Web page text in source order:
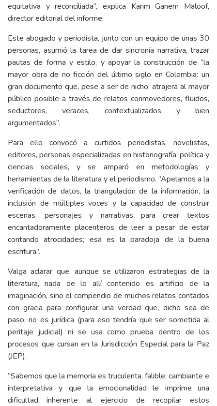
equitativa y reconciliada”, explica Karim Ganem Maloof,
director editorial del informe.
Este abogado y periodista, junto con un equipo de unas 30
personas, asumió la tarea de dar sincronía narrativa, trazar
pautas de forma y estilo, y apoyar la construcción de “la
mayor obra de no ficción del último siglo en Colombia: un
gran documento que, pese a ser de nicho, atrajera al mayor
público posible a través de relatos conmovedores, fluidos,
seductores, veraces, contextualizados y bien
argumentados”.
Para ello convocó a curtidos periodistas, novelistas,
editores, personas especializadas en historiografía, política y
ciencias sociales, y se amparó en metodologías y
herramientas de la literatura y el periodismo. “Apelamos a la
verificación de datos, la triangulación de la información, la
inclusión de múltiples voces y la capacidad de construir
escenas, personajes y narrativas para crear textos
encantadoramente placenteros de leer a pesar de estar
contando atrocidades; esa es la paradoja de la buena
escritura”.
Valga aclarar que, aunque se utilizaron estrategias de la
literatura, nada de lo allí contenido es artificio de la
imaginación, sino el compendio de muchos relatos contados
con gracia para configurar una verdad que, dicho sea de
paso, no es jurídica (para eso tendría que ser sometida al
peritaje judicial) ni se usa como prueba dentro de los
procesos que cursan en la Jurisdicción Especial para la Paz
(JEP).
“Sabemos que la memoria es truculenta, falible, cambiante e
interpretativa y que la emocionalidad le imprime una
dificultad inherente al ejercicio de recopilar estos